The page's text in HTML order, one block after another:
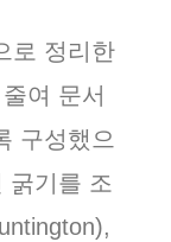
로 정리한
여 문서
구성했으
굵기를 조